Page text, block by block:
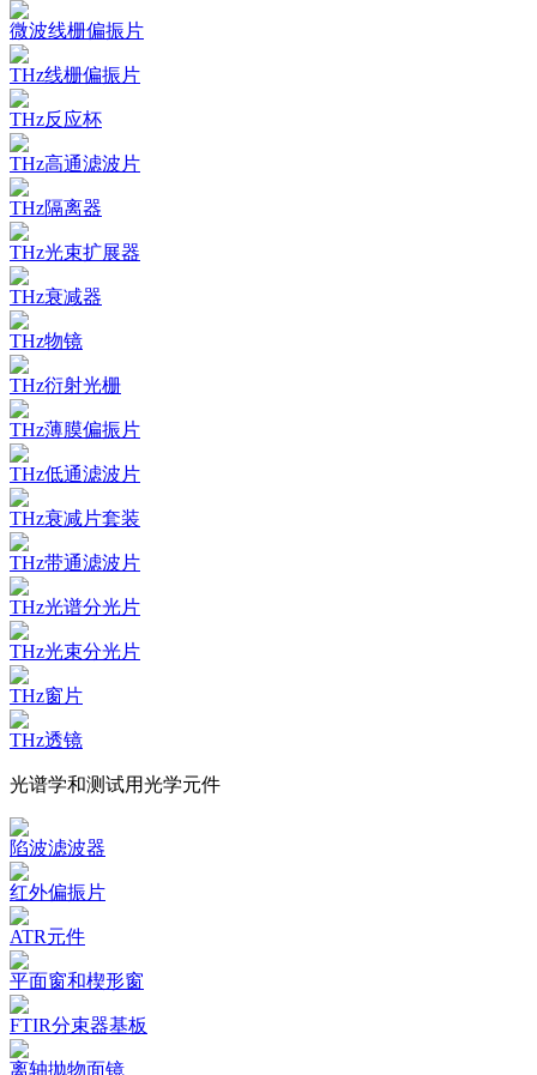
微波线栅偏振片
THz线栅偏振片
THz反应杯
THz高通滤波片
THz隔离器
THz光束扩展器
THz衰减器
THz物镜
THz衍射光栅
THz薄膜偏振片
THz低通滤波片
THz衰减片套装
THz带通滤波片
THz光谱分光片
THz光束分光片
THz窗片
THz透镜
光谱学和测试用光学元件
陷波滤波器
红外偏振片
ATR元件
平面窗和楔形窗
FTIR分束器基板
离轴抛物面镜